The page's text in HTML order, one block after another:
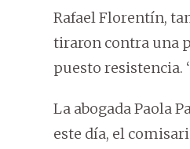
Rafael Florentín,
tiraron contra una
puesto resistencia.
La abogada Paola
este día, el